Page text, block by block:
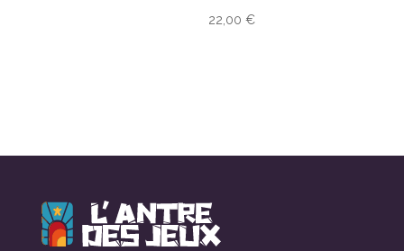
22,00€